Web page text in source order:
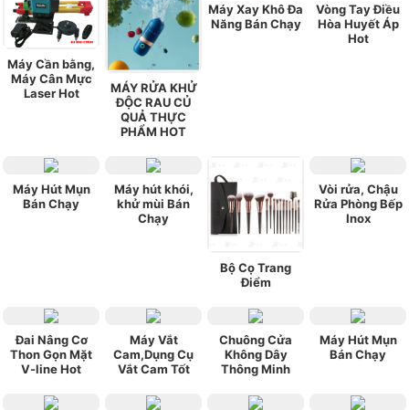
Máy Cần bằng,
Máy Cân Mực
Laser Hot
MÁY RỬA KHỬ
ĐỘC RAU CỦ
QUẢ THỰC
PHẨM HOT
Máy Xay Khô Đa
Năng Bán Chạy
Vòng Tay Điều
Hòa Huyết Áp
Hot
Máy Hút Mụn
Bán Chạy
Máy hút khói,
khử mùi Bán
Chạy
Bộ Cọ Trang
Điểm
Vòi rửa, Chậu
Rửa Phòng Bếp
Inox
Đai Nâng Cơ
Thon Gọn Mặt
V-line Hot
Máy Vắt
Cam,Dụng Cụ
Vắt Cam Tốt
Chuông Cửa
Không Dây
Thông Minh
Máy Hút Mụn
Bán Chạy